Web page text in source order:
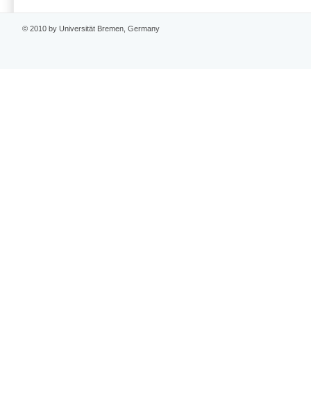
© 2010 by Universität Bremen, Germany